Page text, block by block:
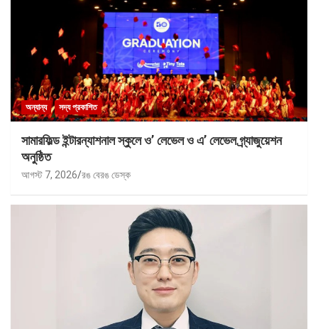
অন্যান্য সদ্য প্রকাশিত
সামারফিল্ড ইন্টারন্যাশনাল স্কুলে ও’ লেভেল ও এ’ লেভেল গ্র্যাজুয়েশন
অনুষ্ঠিত
আগস্ট 7, 2026 রঙ বেরঙ ডেস্ক